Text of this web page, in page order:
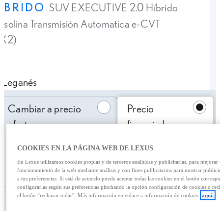
SUV EXECUTIVE 2.0 Híbrido
Transmisión Automatica e-CVT
Leganés
Cambiar a precio
oferta
28.900,00 €
Precio
financiado
495,29 €
/mes
Personalizar financiación
COOKIES EN LA PÁGINA WEB DE LEXUS
En Lexus utilizamos cookies propias y de terceros analíticas y publicitarias, para mejorar
funcionamiento de la web mediante análisis y con fines publicitarios para mostrar
a tus preferencias. Si está de acuerdo puede aceptar todas las cookies en el botón
configurarlas según sus preferencias pinchando la opción configuración de cookies o
el botón “rechazar todas”. Más información en enlace a información de cookies aquí.